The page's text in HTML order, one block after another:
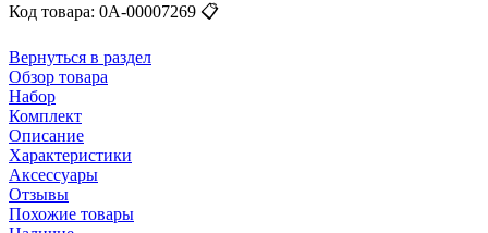
Код товара: 0А-00007269 📋
Вернуться в раздел
Обзор товара
Набор
Комплект
Описание
Характеристики
Аксессуары
Отзывы
Похожие товары